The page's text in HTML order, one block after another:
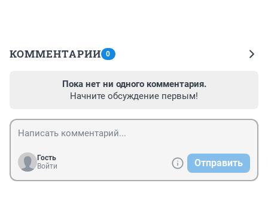
КОММЕНТАРИИ 0
Пока нет ни одного комментария.
Начните обсуждение первым!
Гость
Войти
Отправить